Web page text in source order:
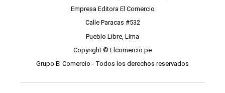
Empresa Editora El Comercio
Calle Paracas #532
Pueblo Libre, Lima
Copyright © Elcomercio.pe
Grupo El Comercio - Todos los derechos reservados